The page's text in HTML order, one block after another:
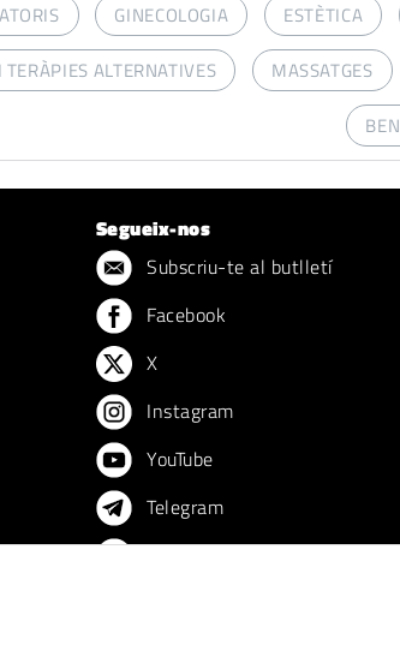
GINECOLOGIA ESTÈTICA
ALTERNATIVES
MASSATGES
Segueix-nos
Subscriu-te al butlletí
Facebook
X
Instagram
YouTube
Telegram
TikTok